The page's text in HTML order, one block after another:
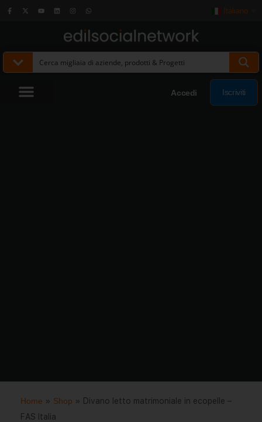
Italiano
Accedi Iscriviti
Home » Shop » Divano letto matrimoniale in ecopelle –
FAS Italia